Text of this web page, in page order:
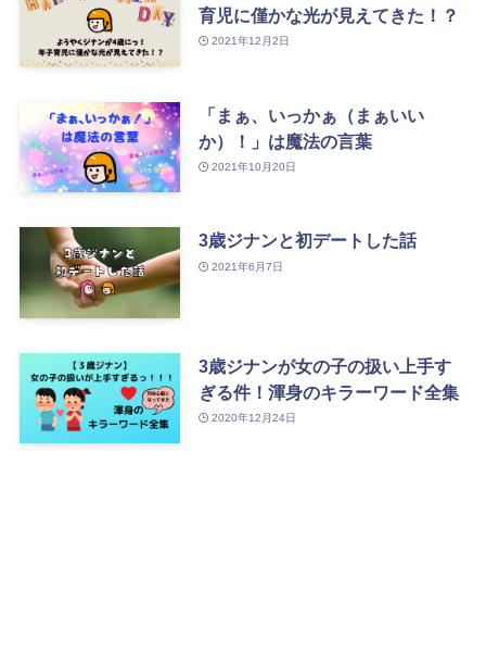
育児に僅かな光が見えてきた！？
2021年12月2日
「まぁ、いっかぁ（まぁいい
か）！」は魔法の言葉
2021年10月20日
3歳ジナンと初デートした話
2021年6月7日
3歳ジナンが女の子の扱い上手す
ぎる件！渾身のキラーワード全集
2020年12月24日